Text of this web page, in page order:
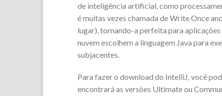
de inteligência artificial, como
é muitas vezes chamada de Write Once
lugar), tornando-a perfeita para
nuvem escolhem a linguagem Java para
subjacentes.
Para fazer o download do IntelliJ, você
encontrará as versões Ultimate ou